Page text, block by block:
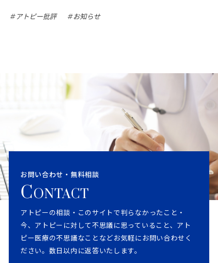
アトピー批評 お知らせ
お問い合わせ・無料相談
CONTACT
アトピーの相談・このサイトで判らなかったこと・
今、アトピーに対して不思議に思っていること、アト
ピー医療の不思議なことなどお気軽にお問い合わせく
ださい。数日以内に返答いたします。